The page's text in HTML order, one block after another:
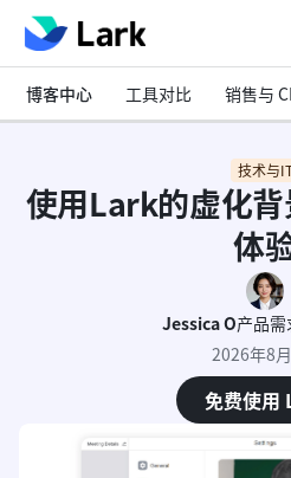
博客中心 工具对比 销售与
技术与
使用Lark的虚化
体
Jessica O产品
2026年8
免费使用